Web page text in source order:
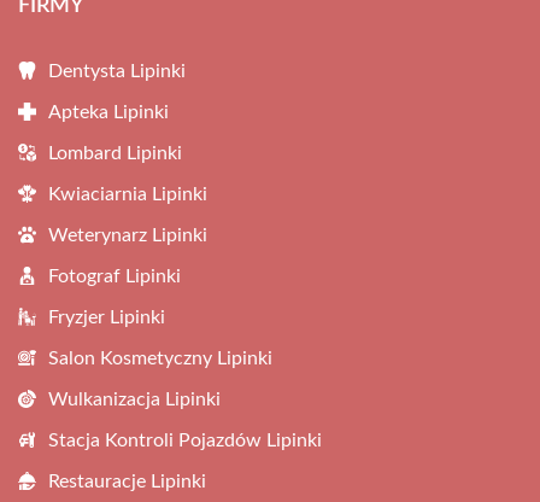
FIRMY
Dentysta Lipinki
Apteka Lipinki
Lombard Lipinki
Kwiaciarnia Lipinki
Weterynarz Lipinki
Fotograf Lipinki
Fryzjer Lipinki
Salon Kosmetyczny Lipinki
Wulkanizacja Lipinki
Stacja Kontroli Pojazdów Lipinki
Restauracje Lipinki